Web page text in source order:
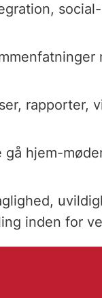
rapporter,
gå hjem-
inden for